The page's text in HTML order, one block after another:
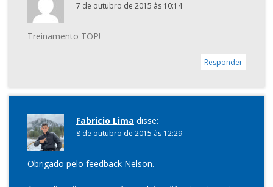
7 de outubro de 2015 às 10:14
Treinamento TOP!
Responder
Fabricio Lima disse:
8 de outubro de 2015 às 12:29
Obrigado pelo feedback Nelson.